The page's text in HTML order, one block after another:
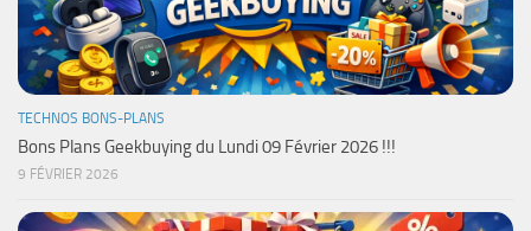
TECHNOS BONS-PLANS
Bons Plans Geekbuying du Lundi 09 Février 2026 !!!
9 FÉVRIER 2026